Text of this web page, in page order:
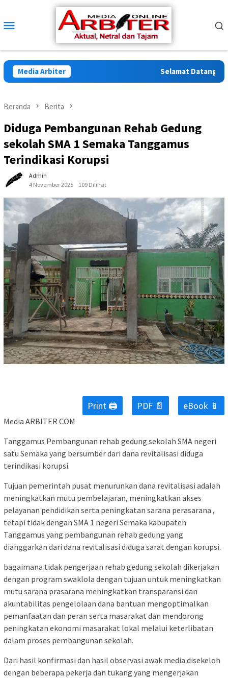
konten
Mobile
Media Arbiter Selamat Datang di
Beranda Berita
Diduga Pembangunan Rehab Gedung
sekolah SMA 1 Semaka Tanggamus
Terindikasi Korupsi
Admin
4 November 2025
109 Dilihat
Print 🖨 PDF 📄 eBook 📱
Media ARBITER COM
Tanggamus Pembangunan rehab gedung sekolah SMA negeri
satu Semaka yang bersumber dari dana revitalisasi diduga
terindikasi korupsi.
Tujuan pemerintah pusat menurunkan dana revitalisasi adalah
meningkatkan mutu pembelajaran, meningkatkan akses
pelayanan pendidikan serta peningkatan sarana perasarana ,
tetapi tidak dengan SMA 1 negeri Semaka kabupaten
Tanggamus yang pembangunan rehab gedung yang
dianggarkan dari dana revitalisasi diduga sarat dengan korupsi.
bagaimana tidak pengerjaan rehab gedung sekolah dikerjakan
dengan program swaklola dengan tujuan untuk meningkatkan
mutu sarana prasarana meningkatkan transparansi dan
akuntabilitas pengelolaan dana bantuan mengoptimalkan
pemanfaatan dan peran serta masarakat dan mendorong
peningkatan ekonomi masarakat lokal melalui keterlibatan
dalam proses pembangunan sekolah.
Dari hasil konfirmasi dan hasil observasi awak media disekeloh
dengan beberapa pekerja dan tukang yang mengerjakan